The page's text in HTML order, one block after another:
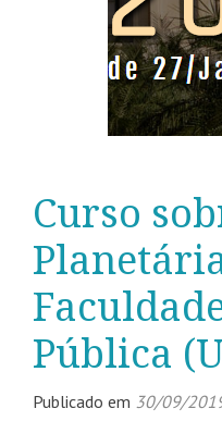
Curso
Pública
Publicado em 30/09/